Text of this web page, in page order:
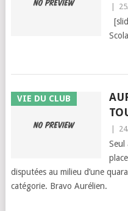
VIE DU CLUB
Seul
disputées au milieu d’une
catégorie. Bravo Aurélien.